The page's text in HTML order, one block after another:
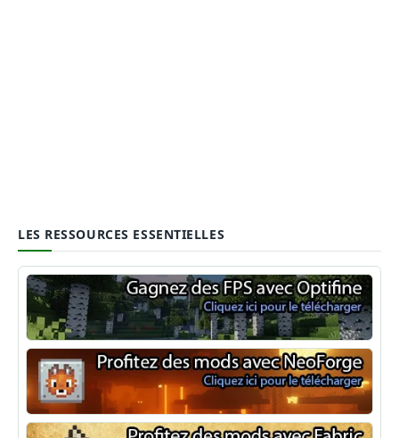
LES RESSOURCES ESSENTIELLES
Optifine
NeoForge